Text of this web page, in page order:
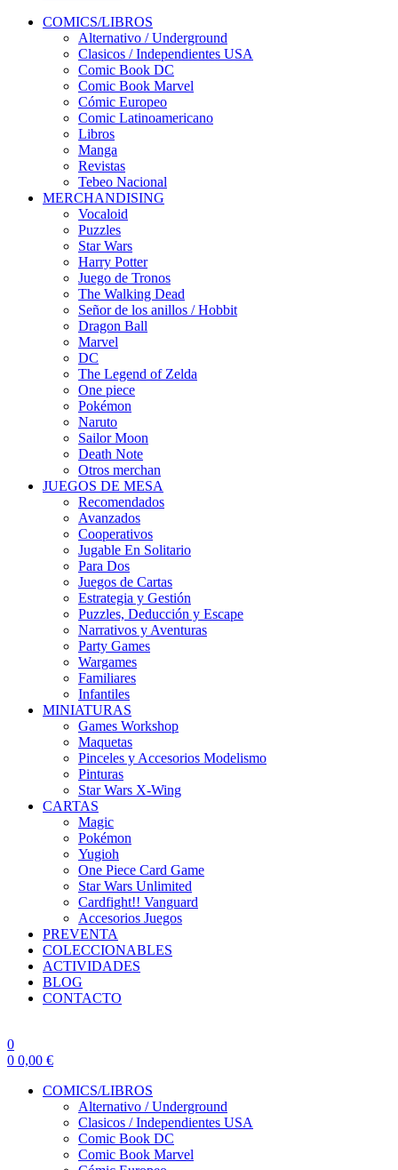
COMICS/LIBROS
Alternativo / Underground
Clasicos / Independientes USA
Comic Book DC
Comic Book Marvel
Cómic Europeo
Comic Latinoamericano
Libros
Manga
Revistas
Tebeo Nacional
MERCHANDISING
Vocaloid
Puzzles
Star Wars
Harry Potter
Juego de Tronos
The Walking Dead
Señor de los anillos / Hobbit
Dragon Ball
Marvel
DC
The Legend of Zelda
One piece
Pokémon
Naruto
Sailor Moon
Death Note
Otros merchan
JUEGOS DE MESA
Recomendados
Avanzados
Cooperativos
Jugable En Solitario
Para Dos
Juegos de Cartas
Estrategia y Gestión
Puzzles, Deducción y Escape
Narrativos y Aventuras
Party Games
Wargames
Familiares
Infantiles
MINIATURAS
Games Workshop
Maquetas
Pinceles y Accesorios Modelismo
Pinturas
Star Wars X-Wing
CARTAS
Magic
Pokémon
Yugioh
One Piece Card Game
Star Wars Unlimited
Cardfight!! Vanguard
Accesorios Juegos
PREVENTA
COLECCIONABLES
ACTIVIDADES
BLOG
CONTACTO
0
0 0,00 €
COMICS/LIBROS
Alternativo / Underground
Clasicos / Independientes USA
Comic Book DC
Comic Book Marvel